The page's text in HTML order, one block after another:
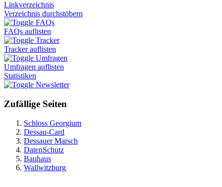
Linkverzeichnis
Verzeichnis durchstöbern
FAQs
FAQs auflisten
Tracker
Tracker auflisten
Umfragen
Umfragen auflisten
Statistiken
Newsletter
Zufällige Seiten
Schloss Georgium
Dessau-Card
Dessauer Marsch
DatenSchutz
Bauhaus
Wallwitzburg